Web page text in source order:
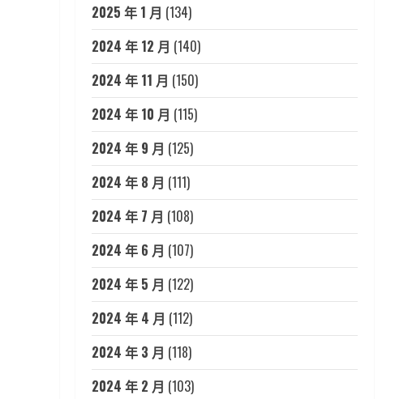
2025 年 1 月 (134)
2024 年 12 月 (140)
2024 年 11 月 (150)
2024 年 10 月 (115)
2024 年 9 月 (125)
2024 年 8 月 (111)
2024 年 7 月 (108)
2024 年 6 月 (107)
2024 年 5 月 (122)
2024 年 4 月 (112)
2024 年 3 月 (118)
2024 年 2 月 (103)